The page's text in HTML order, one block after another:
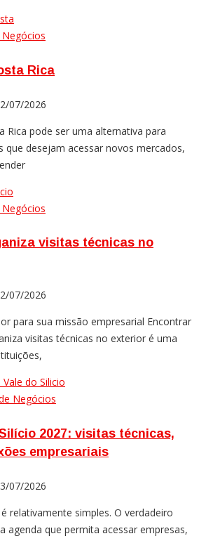
Rica
07/2026
Rica pode ser uma alternativa para
que desejam acessar novos mercados,
visitas técnicas no
07/2026
para sua missão empresarial Encontrar
visitas técnicas no exterior é uma
Negócios
2027: visitas técnicas,
empresariais
07/2026
relativamente simples. O verdadeiro
agenda que permita acessar empresas,